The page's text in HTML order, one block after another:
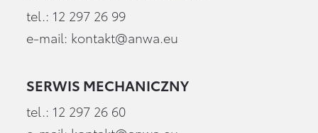
tel.: 12 297 26 99
e-mail: kontakt@anwa.eu
SERWIS MECHANICZNY
tel.: 12 297 26 60